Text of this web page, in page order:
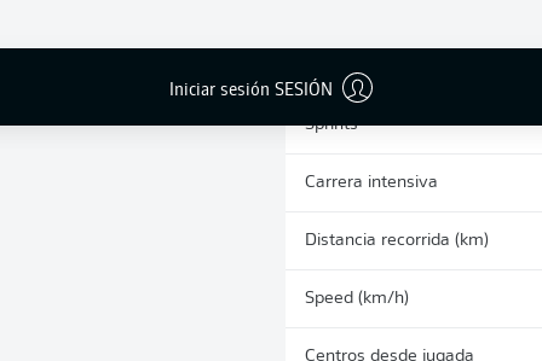
Iniciar sesión SESIÓN
Sprints
Carrera intensiva
Distancia recorrida (km)
Speed (km/h)
Centros desde jugada